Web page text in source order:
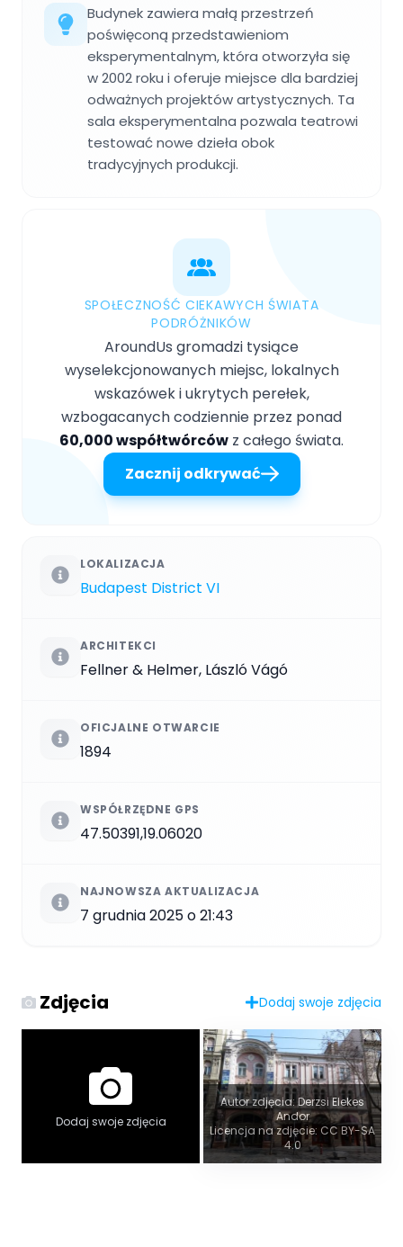
Budynek zawiera małą przestrzeń
poświęconą przedstawieniom
eksperymentalnym, która otworzyła się
w 2002 roku i oferuje miejsce dla bardziej
odważnych projektów artystycznych. Ta
sala eksperymentalna pozwala teatrowi
testować nowe dzieła obok
tradycyjnych produkcji.
SPOŁECZNOŚĆ CIEKAWYCH ŚWIATA
PODRÓŻNIKÓW
AroundUs gromadzi tysiące
wyselekcjonowanych miejsc, lokalnych
wskazówek i ukrytych perełek,
wzbogacanych codziennie przez ponad
60,000 współtwórców z całego świata.
Zacznij odkrywać
LOKALIZACJA
Budapest District VI
ARCHITEKCI
Fellner & Helmer, László Vágó
OFICJALNE OTWARCIE
1894
WSPÓŁRZĘDNE GPS
47.50391,19.06020
NAJNOWSZA AKTUALIZACJA
7 grudnia 2025 o 21:43
Zdjęcia Dodaj swoje zdjęcia
Dodaj swoje zdjęcia
Autor zdjęcia: Derzsi Elekes
Andor
Licencja na zdjęcie: CC BY-SA
4.0